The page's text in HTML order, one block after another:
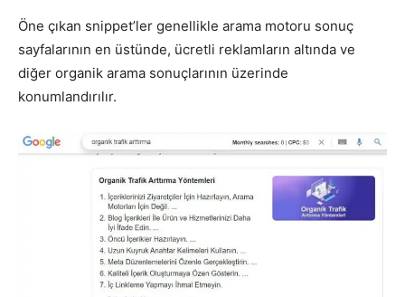
Öne çıkan snippet’ler genellikle arama motoru sonuç
sayfalarının en üstünde, ücretli reklamların altında ve
diğer organik arama sonuçlarının üzerinde
konumlandırılır.